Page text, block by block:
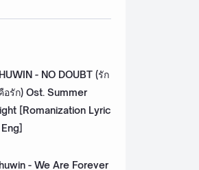
- NO DOUBT (รัก
อรัก) Ost. Summer
[Romanization Lyric
- We Are Forever